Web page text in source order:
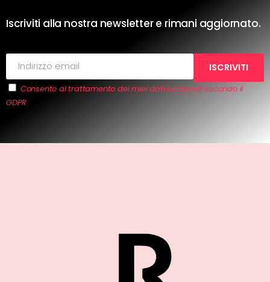
Iscriviti alla nostra newsletter e rimani aggiornato.
Consento al trattamento dei miei dati personali secondo il
GDPR